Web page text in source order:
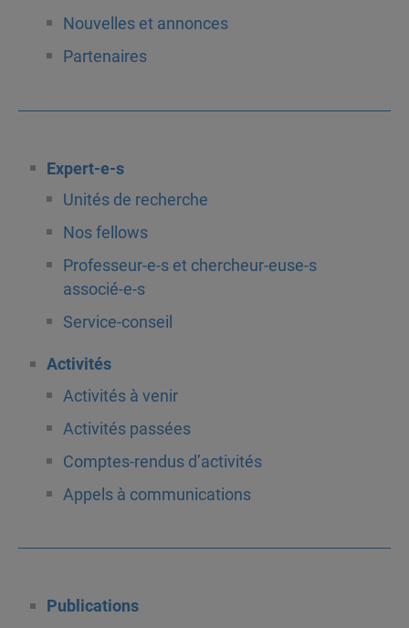
Nouvelles et annonces
Partenaires
Expert-e-s
Unités de recherche
Nos fellows
Professeur-e-s et chercheur-euse-s
associé-e-s
Service-conseil
Activités
Activités à venir
Activités passées
Comptes-rendus d’activités
Appels à communications
Publications